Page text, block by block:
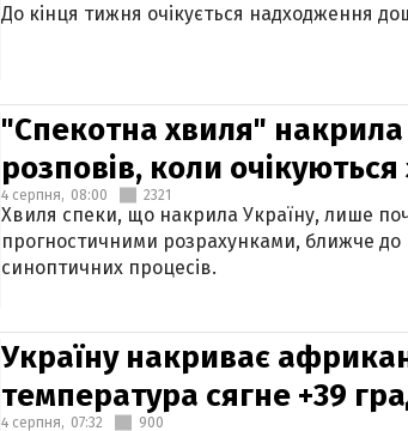
До кінця тижня очікується надходження
"Спекотна хвиля"
розповів, коли очікуються
4 серпня, 08:00 2321
Хвиля спеки, що накрила Україну, лише
прогностичними розрахунками, ближче до
синоптичних процесів.
Україну накриває
температура сягне +39
4 серпня, 07:32 900